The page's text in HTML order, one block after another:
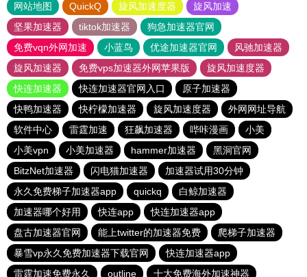
网站地图 QuickQ 旋风加速度器
旋风加速
坚果加速器
tiktok加速器
狗急加速器官网
免费vqn外网加速
小蓝鸟 优途加速器官网
风驰加速器
旋风加速器
免费vps加速器外网苹果版
旋风加速度器
快连加速器
快连加速器官网入口
原子加速器
快鸭加速器
快柠檬加速器 旋风加速度器
外网网址导航
软件中心
雷霆加速 狂飙加速器 哔咔漫画
小美
小美vpn
小美加速器 hammer加速器
黑洞官网
BitzNet加速器
闪电猫加速器
加速器试用30分钟
永久免费梯子加速器app
quickq
白鲸加速器
加速器哪个好用
快连app
快连加速器app
盘古加速器官网
能上twitter的加速器免费
爬梯子加速器
暴雪vp永久免费加速器下载官网
快连加速器app
雷霆加速免费永久
outline
十大免费海外加速神器